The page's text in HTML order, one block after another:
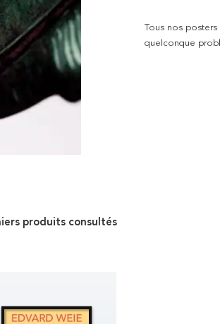
Tous nos posters
quelconque
produits consultés